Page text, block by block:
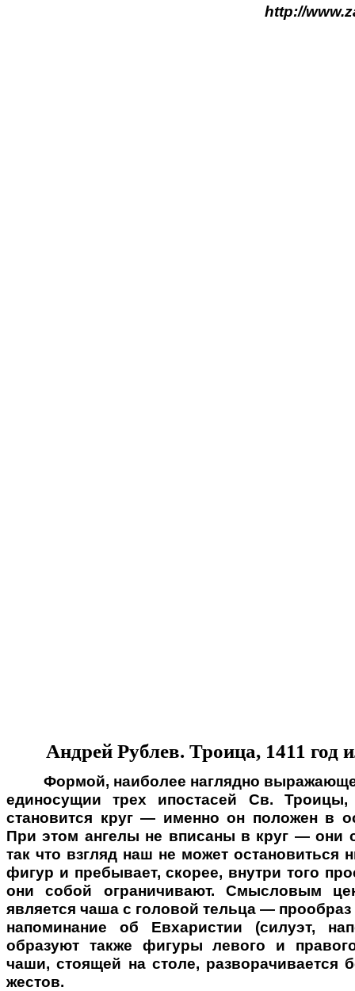
http://
Андрей Рублев. Троица, 1411 год
Формой, наиболее наглядно
единосущии трех ипостасей Св.
становится круг — именно он положен в
При этом ангелы не вписаны в круг — они
так что взгляд наш не может остановиться
фигур и пребывает, скорее, внутри того
они собой ограничивают. Смысловым
является чаша с головой тельца —
напоминание об Евхаристии (силуэт,
образуют также фигуры левого и
чаши, стоящей на столе, разворачивается
жестов.